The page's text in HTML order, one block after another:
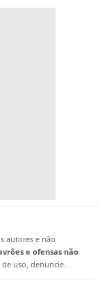
autores e não
e ofensas não
uso, denuncie.